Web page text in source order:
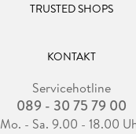
TRUSTED SHOPS
KONTAKT
Servicehotline
089 - 30 75 79 00
Mo. - Sa. 9.00 - 18.00